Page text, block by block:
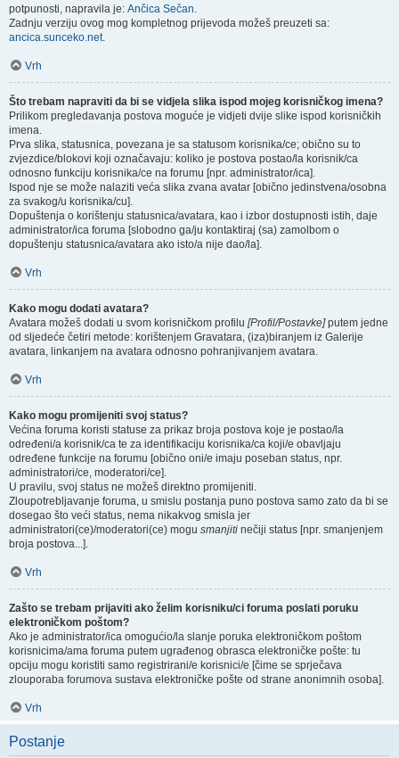
potpunosti, napravila je: Ančica Sečan.
Zadnju verziju ovog mog kompletnog prijevoda možeš preuzeti sa:
ancica.sunceko.net.
Vrh
Što trebam napraviti da bi se vidjela slika ispod mojeg korisničkog imena?
Prilikom pregledavanja postova moguće je vidjeti dvije slike ispod korisničkih
imena.
Prva slika, statusnica, povezana je sa statusom korisnika/ce; obično su to
zvjezdice/blokovi koji označavaju: koliko je postova postao/la korisnik/ca
odnosno funkciju korisnika/ce na forumu [npr. administrator/ica].
Ispod nje se može nalaziti veća slika zvana avatar [obično jedinstvena/osobna
za svakog/u korisnika/cu].
Dopuštenja o korištenju statusnica/avatara, kao i izbor dostupnosti istih, daje
administrator/ica foruma [slobodno ga/ju kontaktiraj (sa) zamolbom o
dopuštenju statusnica/avatara ako isto/a nije dao/la].
Vrh
Kako mogu dodati avatara?
Avatara možeš dodati u svom korisničkom profilu [Profil/Postavke]putem jedne
od sljedeće četiri metode: korištenjem Gravatara, (iza)biranjem iz Galerije
avatara, linkanjem na avatara odnosno pohranjivanjem avatara.
Vrh
Kako mogu promijeniti svoj status?
Većina foruma koristi statuse za prikaz broja postova koje je postao/la
određeni/a korisnik/ca te za identifikaciju korisnika/ca koji/e obavljaju
određene funkcije na forumu [obično oni/e imaju poseban status, npr.
administratori/ce, moderatori/ce].
U pravilu, svoj status ne možeš direktno promijeniti.
Zloupotrebljavanje foruma, u smislu postanja puno postova samo zato da bi se
dosegao što veći status, nema nikakvog smisla jer
administratori(ce)/moderatori(ce) mogu smanjiti nečiji status [npr. smanjenjem
broja postova...].
Vrh
Zašto se trebam prijaviti ako želim korisniku/ci foruma poslati poruku
elektroničkom poštom?
Ako je administrator/ica omogućio/la slanje poruka elektroničkom poštom
korisnicima/ama foruma putem ugrađenog obrasca elektroničke pošte: tu
opciju mogu koristiti samo registrirani/e korisnici/e [čime se sprječava
zlouporaba forumova sustava elektroničke pošte od strane anonimnih osoba].
Vrh
Postanje